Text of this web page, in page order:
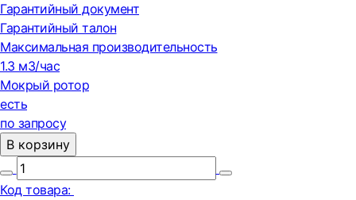
Гарантийный документ
Гарантийный талон
Максимальная производительность
1.3 м3/час
Мокрый ротор
есть
по запросу
В корзину
Код товара: